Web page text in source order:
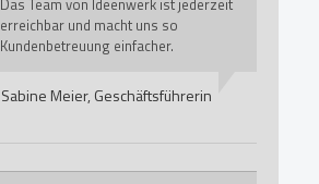
Das Team von Ideenwerk ist jederzeit
erreichbar und macht uns so
Kundenbetreuung einfacher.
Sabine Meier, Geschäftsführerin